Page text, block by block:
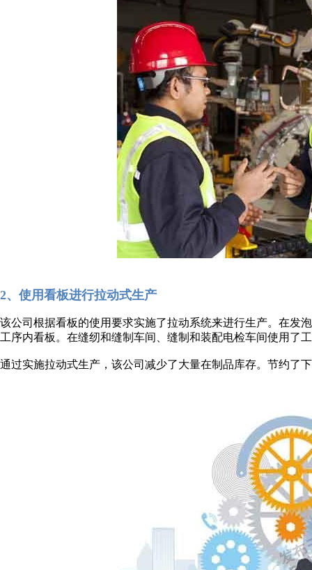
2、使用看板进行拉动式生产
该公司根据看板的使用要求实施了拉动系统来进行生产。在发
工序内看板。在缝纫和缝制车间、缝制和装配电检车间使用了
通过实施拉动式生产，该公司减少了大量在制品库存。节约了